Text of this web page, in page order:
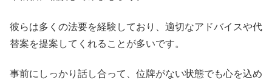
彼らは多くの法要を経験しており、適切なアドバイスや代
替案を提案してくれることが多いです。
事前にしっかり話し合って、位牌がない状態でも心を込め